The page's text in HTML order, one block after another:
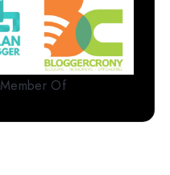
Member Of